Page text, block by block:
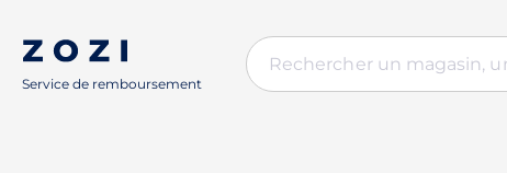
Service de remboursement